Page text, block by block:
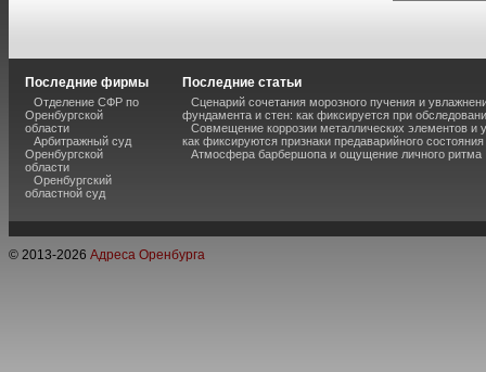
Последние фирмы
Отделение СФР по
Оренбургской
области
Арбитражный суд
Оренбургской
области
Оренбургский
областной суд
Последние статьи
Сценарий сочетания морозного пучения и
фундамента и стен: как фиксируется при
Совмещение коррозии металлических элементов и
как фиксируются признаки предаварийного состояния
Атмосфера барбершопа и ощущение личного ритма
© 2013-2026 Адреса Оренбурга